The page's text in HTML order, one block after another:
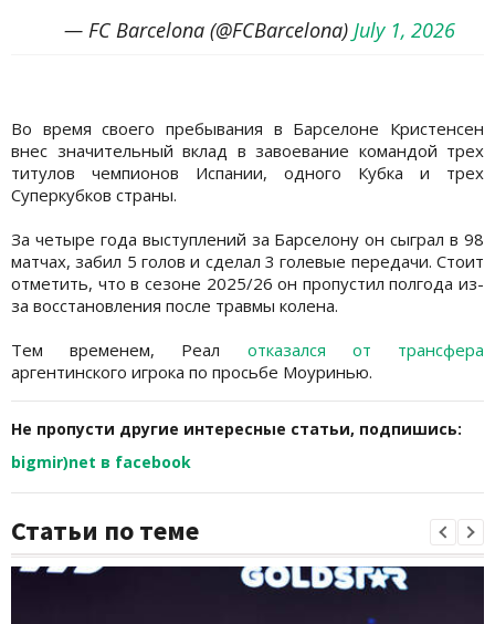
— FC Barcelona (@FCBarcelona) July 1, 2026
Во время своего пребывания в Барселоне Кристенсен
внес значительный вклад в завоевание командой трех
титулов чемпионов Испании, одного Кубка и трех
Суперкубков страны.
За четыре года выступлений за Барселону он сыграл в 98
матчах, забил 5 голов и сделал 3 голевые передачи. Стоит
отметить, что в сезоне 2025/26 он пропустил полгода из-
за восстановления после травмы колена.
Тем временем, Реал отказался от трансфера
аргентинского игрока по просьбе Моуринью.
Не пропусти другие интересные статьи, подпишись:
bigmir)net в facebook
Статьи по теме